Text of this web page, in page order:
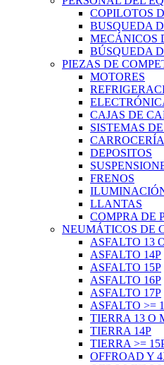
COPILOTOS
BUSQUEDA
MECÁNICOS
BÚSQUEDA
PIEZAS DE
MOTORES
CAJAS DE
SISTEMAS
CARROCERÍA
DEPOSITOS
FRENOS
LLANTAS
COMPRA DE
NEUMÁTICOS DE
ASFALTO 13
ASFALTO 14P
ASFALTO 15P
ASFALTO 16P
ASFALTO 17P
ASFALTO >=
TIERRA 13 O
TIERRA 14P
TIERRA >=
OFFROAD Y